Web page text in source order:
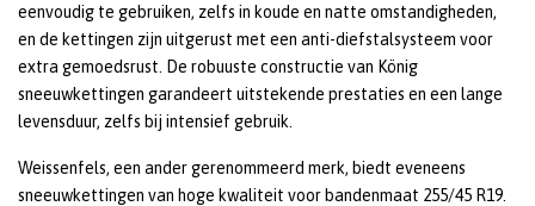
eenvoudig te gebruiken, zelfs in koude en natte omstandigheden,
en de kettingen zijn uitgerust met een anti-diefstalsysteem voor
extra gemoedsrust. De robuuste constructie van König
sneeuwkettingen garandeert uitstekende prestaties en een lange
levensduur, zelfs bij intensief gebruik.
Weissenfels, een ander gerenommeerd merk, biedt eveneens
sneeuwkettingen van hoge kwaliteit voor bandenmaat 255/45 R19.